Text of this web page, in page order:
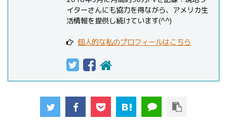
イターさんにも協力を得ながら、アメリカ生
活情報を提供し続けています(^^)
個人的な私のプロフィールはこちら